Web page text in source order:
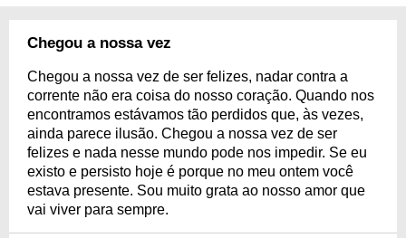
Chegou a nossa vez
Chegou a nossa vez de ser felizes, nadar contra a
corrente não era coisa do nosso coração. Quando nos
encontramos estávamos tão perdidos que, às vezes,
ainda parece ilusão. Chegou a nossa vez de ser
felizes e nada nesse mundo pode nos impedir. Se eu
existo e persisto hoje é porque no meu ontem você
estava presente. Sou muito grata ao nosso amor que
vai viver para sempre.